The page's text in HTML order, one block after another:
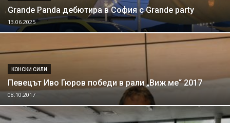
Grande Panda дебютира в София с Grande party
13.06.2025
КОНСКИ СИЛИ
Певецът Иво Гюров победи в рали „Виж ме“ 2017
08.10.2017